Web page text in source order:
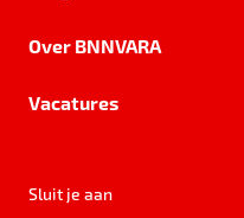
Over BNNVARA
Vacatures
Sluit je aan